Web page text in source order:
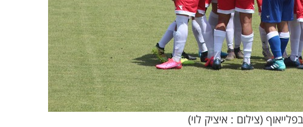
(צילום : איציק לוי)